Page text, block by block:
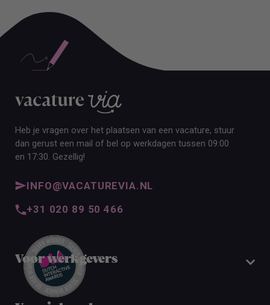
Heb je vragen over het plaatsen van een vacature, stuur
dan gerust een mail of bel op werkdagen tussen 09:00
en 17:30. Gezellig!
INFO@VACATUREVIA.NL
+31 020 89 50 466
Voor werkgevers